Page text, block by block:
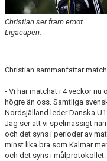
Christian ser fram emot
Ligacupen.
Christian sammanfattar
- Vi har matchat i 4 veckor nu
högre än oss. Samtliga
Nordsjälland leder Danska
Jag ser att vi spelmässigt
och det syns i perioder av
minst lika bra som Kalmar
och det syns i